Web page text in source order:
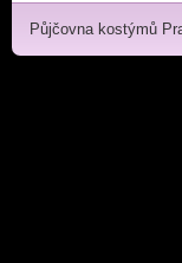
Půjčovna kostýmů